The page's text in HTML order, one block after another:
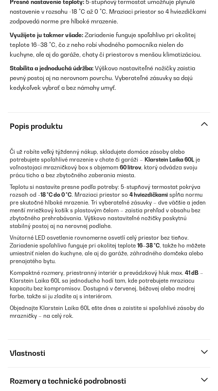
Presné nastavenie teploty: 5-stupňový termostat umožňuje plynulé
nastavenie v rozsahu -18 °C až 0 °C. Mraziaci priestor so 4 hviezdičkami
zodpovedá norme pre hlboké mrazenie.
Využijete ju takmer všade: Zariadenie funguje spoľahlivo pri okolitej
teplote 16–38 °C, čo z neho robí vhodného pomocníka nielen do
kuchyne, ale aj do garáže, chaty či priestorov s menšou klimatizáciou.
Stabilita a jednoduchá údržba: Výškovo nastaviteľné nožičky zaistia
pevný postoj aj na nerovnom povrchu. Vyberateľné zásuvky sa dajú
kedykoľvek vybrať a bez námahy umyť.
Popis produktu
Či už robíte veľký týždenný nákup, skladujete domáce zásoby alebo
potrebujete spoľahlivé mrazenie v chate či garáži – Klarstein Laika 60L je
voľnostojaci mrazničkový box s objemom 60 litrov, ktorý odvádza svoju
prácu ticho a bez zbytočného zaberania miesta.
Teplotu si nastavíte presne podľa potreby: 5-stupňový termostat pokrýva
rozsah od -18 °C do 0 °C. Mraziaci priestor so 4 hviezdičkami spĺňa normu
pre skutočné hlboké mrazenie. Tri vyberateľné zásuvky – dve väčšie a jeden
menší mriežkový košík s plastovým čelom – zaistia prehľad v obsahu bez
zbytočného prehrabávania. Výškovo nastaviteľné nožičky poskytnú
stabilný postoj aj na nerovnej podlahe.
Vnútorné LED osvetlenie rovnomerne osvetlí celý priestor bez tieňov.
Zariadenie spoľahlivo funguje pri okolitej teplote 16–38 °C, takže ho môžete
umiestniť nielen do kuchyne, ale aj do garáže, záhradného domčeka alebo
prenajatého bytu.
Kompaktné rozmery, priestranný interiér a prevádzkový hluk max. 41 dB –
Klarstein Laika 60L sa jednoducho hodí tam, kde potrebujete mraziacu
kapacitu bez kompromisov. Dostupná v červenej, béžovej alebo modrej
farbe, takže si ju zladíte aj s interiérom.
Objednajte Klarstein Laika 60L ešte dnes a zaistite si spoľahlivé zásoby do
mrazničky – na celý rok.
Vlastnosti
Rozmery a technické podrobnosti